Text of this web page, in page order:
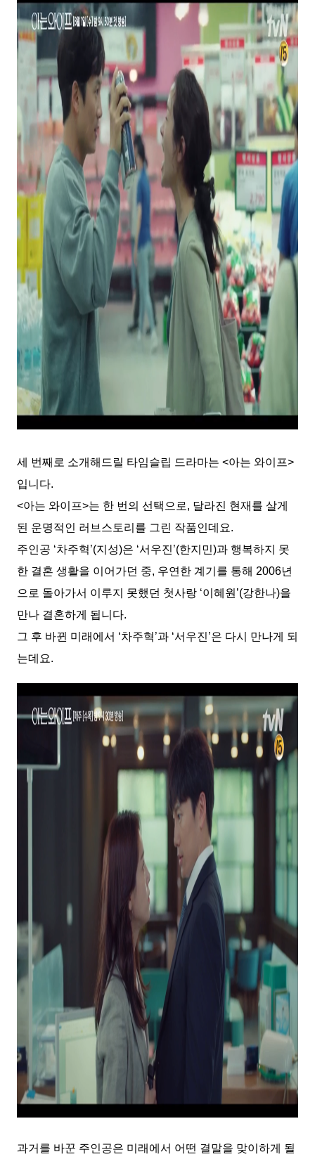
세 번째로 소개해드릴 타임슬립 드라마는 <아는 와이프>
입니다.
<아는 와이프>는 한 번의 선택으로, 달라진 현재를 살게
된 운명적인 러브스토리를 그린 작품인데요.
주인공 ‘차주혁’(지성)은 ‘서우진’(한지민)과 행복하지 못
한 결혼 생활을 이어가던 중, 우연한 계기를 통해 2006년
으로 돌아가서 이루지 못했던 첫사랑 ‘이혜원’(강한나)을
만나 결혼하게 됩니다.
그 후 바뀐 미래에서 ‘차주혁’과 ‘서우진’은 다시 만나게 되
는데요.
과거를 바꾼 주인공은 미래에서 어떤 결말을 맞이하게 될